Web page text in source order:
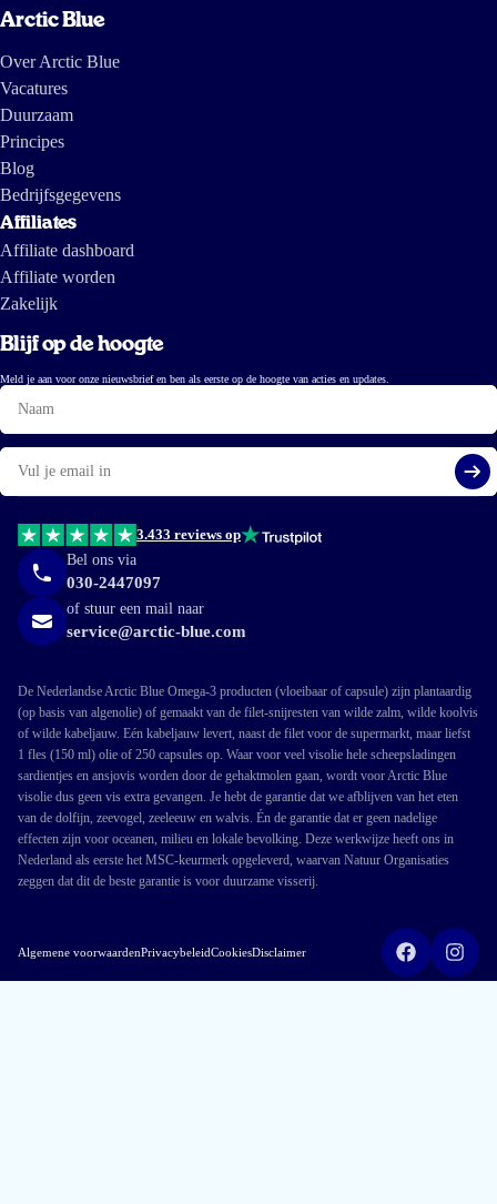
Arctic Blue
Over Arctic Blue
Vacatures
Duurzaam
Principes
Blog
Bedrijfsgegevens
Affiliates
Affiliate dashboard
Affiliate worden
Zakelijk
Blijf op de hoogte
Meld je aan voor onze nieuwsbrief en ben als eerste op de hoogte van acties en updates.
Naam
E-
mail
3.433 reviews op
Bel ons via
030-2447097
of stuur een mail naar
service@arctic-blue.com
De Nederlandse Arctic Blue Omega-3 producten (vloeibaar of capsule) zijn plantaardig
(op basis van algenolie) of gemaakt van de filet-snijresten van wilde zalm, wilde koolvis
of wilde kabeljauw. Eén kabeljauw levert, naast de filet voor de supermarkt, maar liefst
1 fles (150 ml) olie of 250 capsules op. Waar voor veel visolie hele scheepsladingen
sardientjes en ansjovis worden door de gehaktmolen gaan, wordt voor Arctic Blue
visolie dus geen vis extra gevangen. Je hebt de garantie dat we afblijven van het eten
van de dolfijn, zeevogel, zeeleeuw en walvis. Én de garantie dat er geen nadelige
effecten zijn voor oceanen, milieu en lokale bevolking. Deze werkwijze heeft ons in
Nederland als eerste het MSC-keurmerk opgeleverd, waarvan Natuur Organisaties
zeggen dat dit de beste garantie is voor duurzame visserij.
Algemene voorwaardenPrivacybeleidCookiesDisclaimer